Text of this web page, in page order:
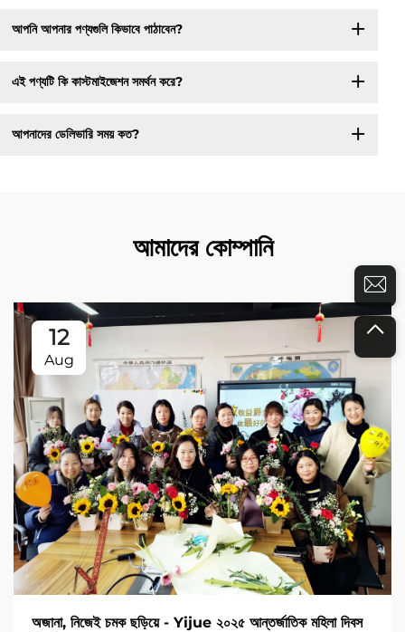
আপনি আপনার পণ্যগুলি কিভাবে পাঠাবেন?
এই পণ্যটি কি কাস্টমাইজেশন সমর্থন করে?
আপনাদের ডেলিভারি সময় কত?
আমাদের কোম্পানি
12
Aug
অজানা, নিজেই চমক ছড়িয়ে - Yijue ২০২৫ আন্তর্জাতিক মহিলা দিবস